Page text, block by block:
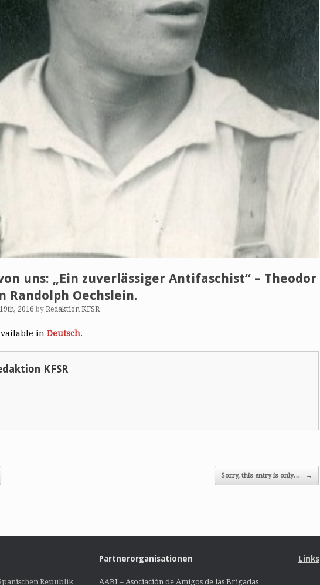
uns: „Ein zuverlässiger Antifaschist“ – Theodor
Randolph Oechslein.
2016 by Redaktion KFSR
in Deutsch.
KFSR
Sorry, this entry is only… →
Republik
Partnerorganisationen
AABI – Asociación de Amigos de las Brigadas
Links